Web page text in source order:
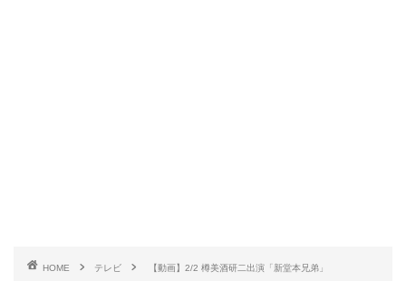
HOME テレビ 【動画】2/2 樽美酒研二出演「新堂本兄弟」